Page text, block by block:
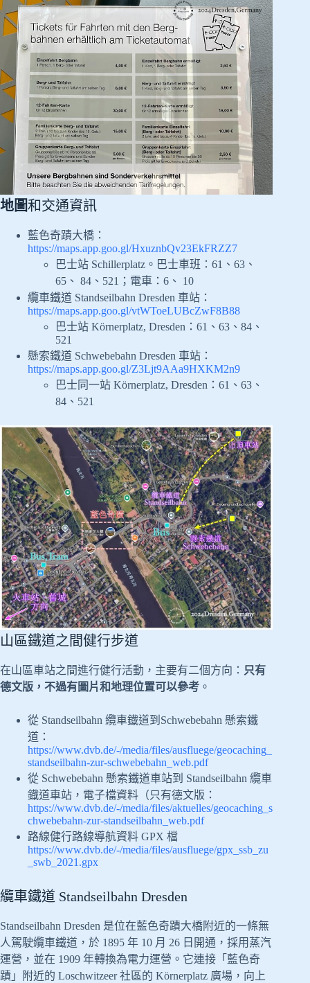
地圖和交通資訊
藍色奇蹟大橋：
https://maps.app.goo.gl/HxuznbQv23EkFRZZ7
巴士站 Schillerplatz。巴士車班：61、63、
65、 84、521；電車：6、 10
纜車鐵道 Standseilbahn Dresden 車站：
https://maps.app.goo.gl/vtWToeLUBcZwF8B88
巴士站 Körnerplatz, Dresden：61、63、84、
521
懸索鐵道 Schwebebahn Dresden 車站：
https://maps.app.goo.gl/Z3Ljt9AAa9HXKM2n9
巴士同一站 Körnerplatz, Dresden：61、63、
84、521
山區鐵道之間健行步道
在山區車站之間進行健行活動，主要有二個方向： 只有
德文版，不過有圖片和地理位置可以參考 。
從 Standseilbahn 纜車鐡道到Schwebebahn 懸索鐵
道：
https://www.dvb.de/-/media/files/ausfluege/geocaching_
standseilbahn-zur-schwebebahn_web.pdf
從 Schwebebahn 懸索鐵道車站到 Standseilbahn 纜車
鐡道車站，電子檔資料（只有德文版：
https://www.dvb.de/-/media/files/aktuelles/geocaching_s
chwebebahn-zur-standseilbahn_web.pdf
路線健行路線導航資料 GPX 檔
https://www.dvb.de/-/media/files/ausfluege/gpx_ssb_zu
_swb_2021.gpx
纜車鐵道 Standseilbahn Dresden
Standseilbahn Dresden 是位在藍色奇蹟大橋附近的一條無
人駕駛纜車鐵道，於 1895 年 10 月 26 日開通，採用蒸汽
運營，並在 1909 年轉換為電力運營。它連接「藍色奇
蹟」附近的 Loschwitzeer 社區的 Körnerplatz 廣場，向上